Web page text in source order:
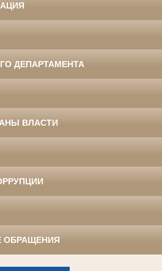
ДЕПАРТАМЕНТА
ВЛАСТИ
ОБРАЩЕНИЯ